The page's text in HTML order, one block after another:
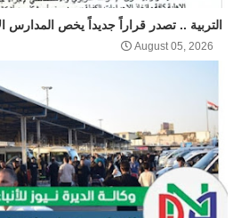
التربية .. تصدر قراراً جديداً يخص المدارس
August 05, 2026